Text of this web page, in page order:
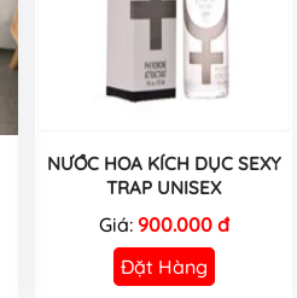
NƯỚC HOA KÍCH DỤC SEXY
TRAP UNISEX
Giá: 900.000 đ
Đặt Hàng